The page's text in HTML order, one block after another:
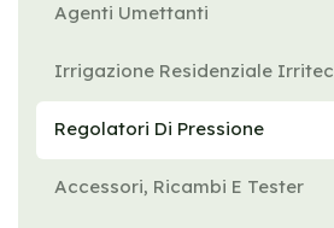
Agenti Umettanti
Irrigazione Residenziale Irritec
Regolatori Di Pressione
Accessori, Ricambi E Tester